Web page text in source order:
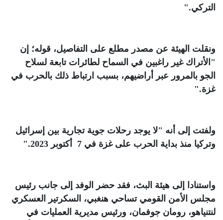
التركي".
ونقلت الهيئة عن مصدر مطلع على التفاصيل، قوله؛ إن
"الأتراك غير راغبين في السماح لطائرات تابعة لسلاح
الجو بالمرور عبر أراضيهم، بسبب ارتباط ذلك بالحرب في
غزة".
ولفتت إلى أنه "لا يوجد رحلات جوية تجارية بين إسرائيل
وتركيا منذ بداية الحرب على غزة في 7 أكتوبر 2023
".
واستنادا إلى هيئة البث، فقد حضر الوفد إلى جانب رئيس
مجلس الأمن القومي تساحي هنغبي، السكرتير العسكري
لنتنياهو، رومان جوفمان، ورئيس مديرية العمليات في